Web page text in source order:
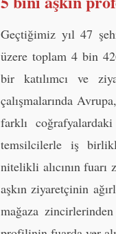
Geçtiğimiz yıl 47
üzere toplam 4 bin
bir katılımcı ve
çalışmalarında
farklı
temsilcilerle iş
nitelikli alıcının fuarı
aşkın ziyaretçinin
mağaza